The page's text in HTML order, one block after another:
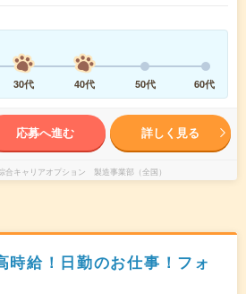
30代 40代 50代 60代
応募へ進む 詳しく見る
合キャリアオプション 製造事業部（全国）
時給！日勤のお仕事！フォ